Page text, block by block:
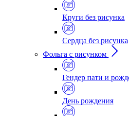
Круги без рисунка
Сердца без рисунка
Фольга с рисунком
Гендер пати и
День рождения